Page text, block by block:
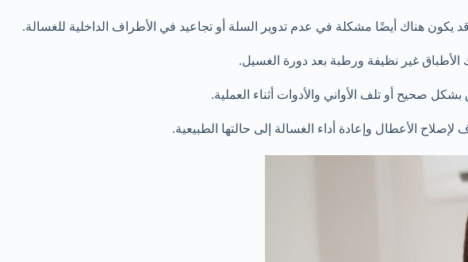
هناك أيضًا مشكلة في عدم تدوير السلة أو تجاعيد في الأطراف الداخلية للغسالة.
غير نظيفة ورطبة بعد دورة الغسيل.
صحيح أو تلف الأواني والأدوات أثناء العملية.
الأعطال وإعادة أداء الغسالة إلى حالتها الطبيعية.